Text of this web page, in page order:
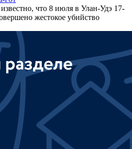
известно, что 8 июля в Улан-Удэ 17-
жестокое убийство